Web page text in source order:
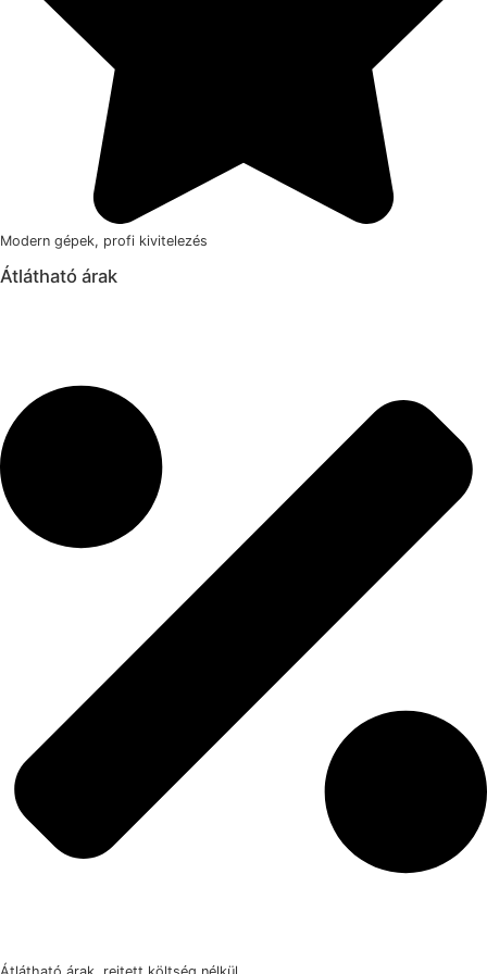
Modern gépek, profi kivitelezés
Átlátható árak
Átlátható árak, rejtett költség nélkül